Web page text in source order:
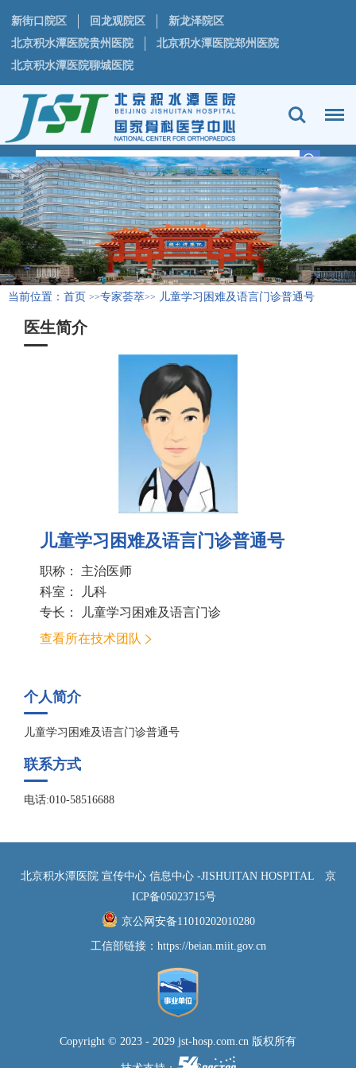
新街口院区 回龙观院区
新龙泽院区
北京积水潭医院贵州医院
北京积水潭医院郑州医院
北京积水潭医院聊城医院
当前位置： 首页 >>专家荟萃>> 儿童学习困难及语言门诊普通号
医生简介
儿童学习困难及语言门诊普通号
职称： 主治医师
科室：
儿科
专长： 儿童学习困难及语言门诊
查看所在技术团队
个人简介
儿童学习困难及语言门诊普通号
联系方式
电话:010-58516688
北京积水潭医院 宣传中心 信息中心 -JISHUITAN HOSPITAL
京
ICP备05023715号
京公网安备11010202010280
工信部链接： https://beian.miit.gov.cn
Copyright © 2023 - 2029 jst-hosp.com.cn 版权所有